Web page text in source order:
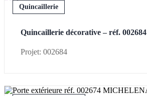
Quincaillerie
Quincaillerie décorative – réf. 002684
Projet: 002684